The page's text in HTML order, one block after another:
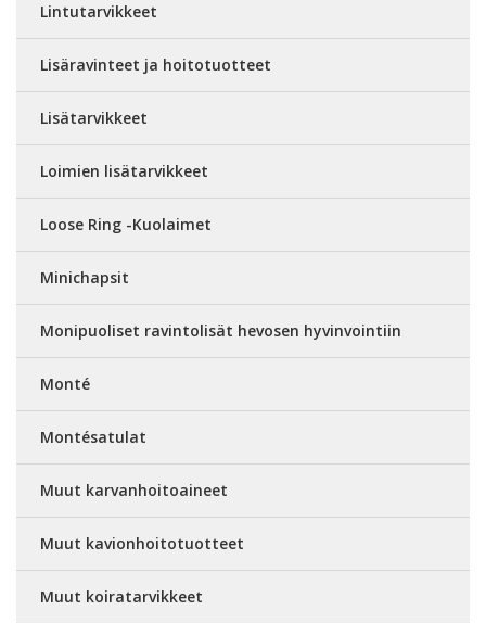
Lintutarvikkeet
Lisäravinteet ja hoitotuotteet
Lisätarvikkeet
Loimien lisätarvikkeet
Loose Ring -Kuolaimet
Minichapsit
Monipuoliset ravintolisät hevosen hyvinvointiin
Monté
Montésatulat
Muut karvanhoitoaineet
Muut kavionhoitotuotteet
Muut koiratarvikkeet